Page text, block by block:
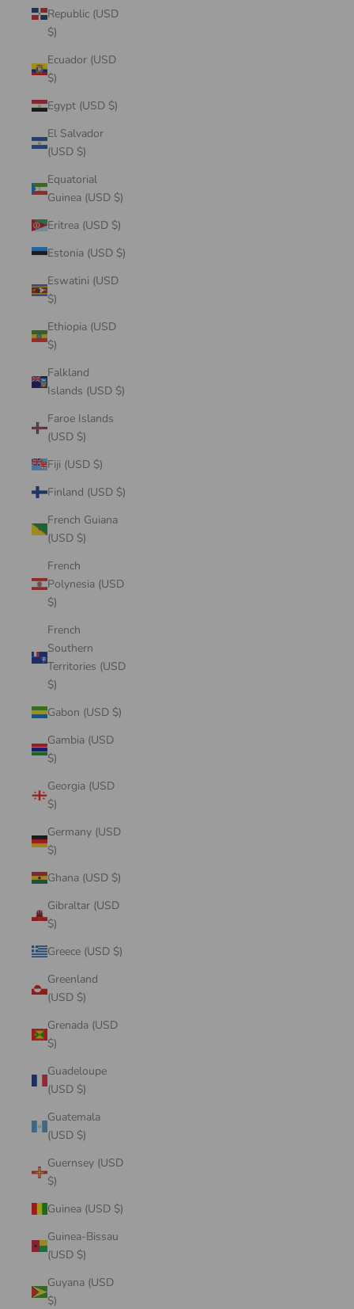
Republic (USD
$)
Ecuador (USD
$)
Egypt (USD $)
El Salvador
(USD $)
Equatorial
Guinea (USD $)
Eritrea (USD $)
Estonia (USD $)
Eswatini (USD
$)
Ethiopia (USD
$)
Falkland
Islands (USD $)
Faroe Islands
(USD $)
Fiji (USD $)
Finland (USD $)
French Guiana
(USD $)
French
Polynesia (USD
$)
French
Southern
Territories (USD
$)
Gabon (USD $)
Gambia (USD
$)
Georgia (USD
$)
Germany (USD
$)
Ghana (USD $)
Gibraltar (USD
$)
Greece (USD $)
Greenland
(USD $)
Grenada (USD
$)
Guadeloupe
(USD $)
Guatemala
(USD $)
Guernsey (USD
$)
Guinea (USD $)
Guinea-Bissau
(USD $)
Guyana (USD
$)